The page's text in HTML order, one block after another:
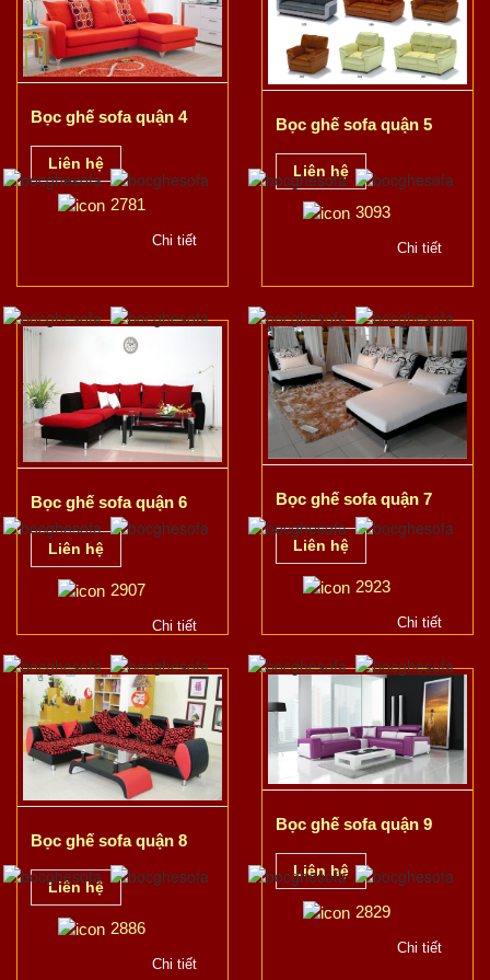
Bọc ghế sofa quận 4
Liên hệ
2781
Chi tiết
Bọc ghế sofa quận 5
Liên hệ
3093
Chi tiết
Bọc ghế sofa quận 6
Liên hệ
2907
Chi tiết
Bọc ghế sofa quận 7
Liên hệ
2923
Chi tiết
Bọc ghế sofa quận 8
Liên hệ
2886
Chi tiết
Bọc ghế sofa quận 9
Liên hệ
2829
Chi tiết